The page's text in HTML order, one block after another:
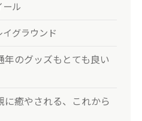
ール
グラウンド
のグッズもとても良い
に癒やされる、これから